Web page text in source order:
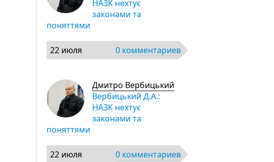
НАЗК нехтує
законами та
поняттями
22 июля 0 комментариев
Дмитро Вербицький
Вербицький Д.А.:
НАЗК нехтує
законами та
поняттями
22 июля 0 комментариев